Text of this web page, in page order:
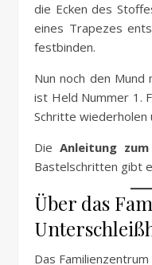
die Ecken des
eines Trapezes
festbinden.
Nun noch den
ist Held Nummer 1.
Schritte wiederholen
DieAnleitung
Bastelschritten gibt
Über das
Das